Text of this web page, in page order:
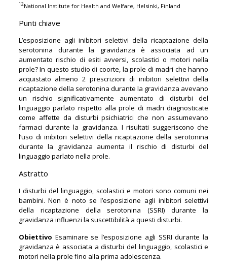
12National Institute for Health and Welfare, Helsinki, Finland
Punti chiave
L’esposizione agli inibitori selettivi della ricaptazione della
serotonina durante la gravidanza è associata ad un
aumentato rischio di esiti avversi, scolastici o motori nella
prole? In questo studio di coorte, la prole di madri che hanno
acquistato almeno 2 prescrizioni di inibitori selettivi della
ricaptazione della serotonina durante la gravidanza avevano
un rischio significativamente aumentato di disturbi del
linguaggio parlato rispetto alla prole di madri diagnosticate
come affette da disturbi psichiatrici che non assumevano
farmaci durante la gravidanza. I risultati suggeriscono che
l’uso di inibitori selettivi della ricaptazione della serotonina
durante la gravidanza aumenta il rischio di disturbi del
linguaggio parlato nella prole.
Astratto
I disturbi del linguaggio, scolastici e motori sono comuni nei
bambini. Non è noto se l’esposizione agli inibitori selettivi
della ricaptazione della serotonina (SSRI) durante la
gravidanza influenzi la suscettibilità a questi disturbi.
Obiettivo Esaminare se l’esposizione agli SSRI durante la
gravidanza è associata a disturbi del linguaggio, scolastici e
motori nella prole fino alla prima adolescenza.